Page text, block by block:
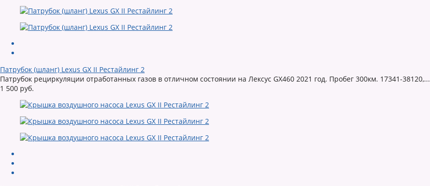
Патрубок (шланг) Lexus GX II Рестайлинг 2
Патрубок рециркуляции отработанных газов в отличном состоянии на Лексус GX460 2021 год. Пробег 300км. 17341-38120,...
1 500 руб.